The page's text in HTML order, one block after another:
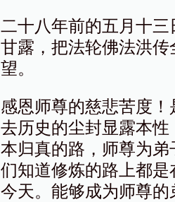
二十八年前的五月十
甘露，把法轮佛法洪
望。
感恩师尊的慈悲苦度
去历史的尘封显露本
本归真的路，师尊为
们知道修炼的路上都
今天。能够成为师尊